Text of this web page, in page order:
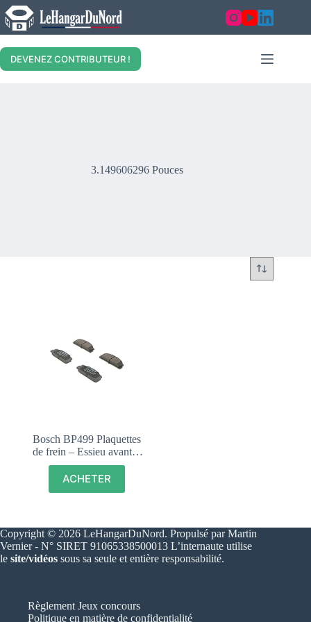
Skip
to
content
DEVENEZ CONTRIBUTEUR !
3.149606296 Pouces
Bosch BP499 Plaquettes
de frein – Essieu avant –
certification ECE-R90 – 1
jeu de 4 plaquettes
ACHETER
Copyright © 2026 LeHangarDuNord. Propulsé par Martin
Vernier - N° SIRET 91065338500013 L’internaute utilise
le site/vidéos sous sa seule et entière responsabilité.
Règlement Jeux concours
Politique en matière de confidentialité